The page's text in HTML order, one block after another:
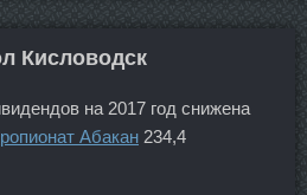
Кисловодск
на 2017 год снижена
Абакан 234,4